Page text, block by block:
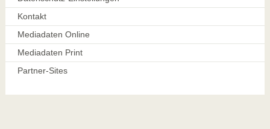
Kontakt
Mediadaten Online
Mediadaten Print
Partner-Sites